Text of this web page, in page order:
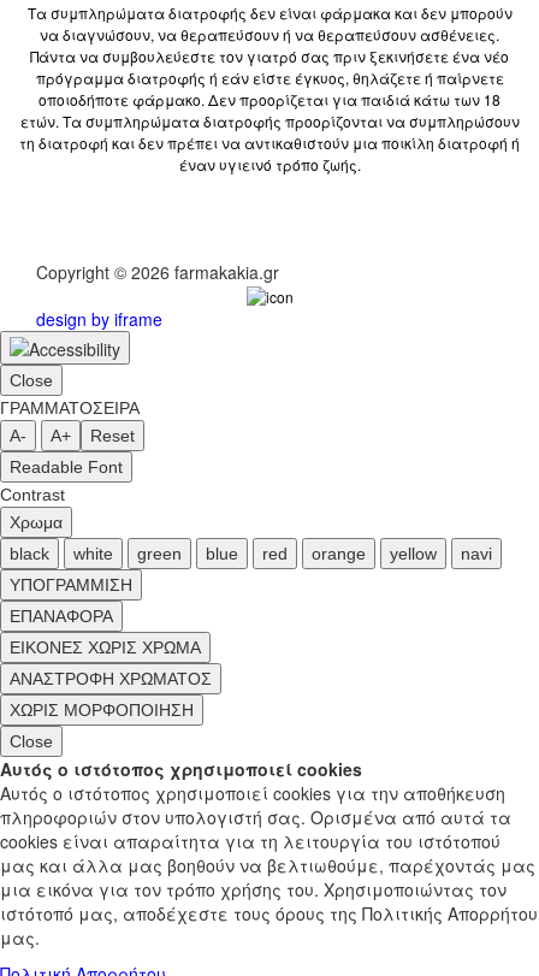
Τα συμπληρώματα διατροφής δεν είναι φάρμακα και δεν μπορούν
να διαγνώσουν, να θεραπεύσουν ή να θεραπεύσουν ασθένειες.
Πάντα να συμβουλεύεστε τον γιατρό σας πριν ξεκινήσετε ένα νέο
πρόγραμμα διατροφής ή εάν είστε έγκυος, θηλάζετε ή παίρνετε
οποιοδήποτε φάρμακο. Δεν προορίζεται για παιδιά κάτω των 18
ετών. Τα συμπληρώματα διατροφής προορίζονται να συμπληρώσουν
τη διατροφή και δεν πρέπει να αντικαθιστούν μια ποικίλη διατροφή ή
έναν υγιεινό τρόπο ζωής.
Copyright © 2026 farmakakia.gr
design by iframe
Close
ΓΡΑΜΜΑΤΟΣΕΙΡΑ
A-
A+
Reset
Readable Font
Contrast
Χρωμα
black
white green blue red orange yellow
navi
ΥΠΟΓΡΑΜΜΙΣΗ
ΕΠΑΝΑΦΟΡΑ
ΕΙΚΟΝΕΣ ΧΩΡΙΣ ΧΡΩΜΑ
ΑΝΑΣΤΡΟΦΗ ΧΡΩΜΑΤΟΣ
ΧΩΡΙΣ ΜΟΡΦΟΠΟΙΗΣΗ
Close
Αυτός ο ιστότοπος χρησιμοποιεί cookies
Αυτός ο ιστότοπος χρησιμοποιεί cookies για την αποθήκευση
πληροφοριών στον υπολογιστή σας. Ορισμένα από αυτά τα
cookies είναι απαραίτητα για τη λειτουργία του ιστότοπού
μας και άλλα μας βοηθούν να βελτιωθούμε, παρέχοντάς μας
μια εικόνα για τον τρόπο χρήσης του. Χρησιμοποιώντας τον
ιστότοπό μας, αποδέχεστε τους όρους της Πολιτικής Απορρήτου
μας.